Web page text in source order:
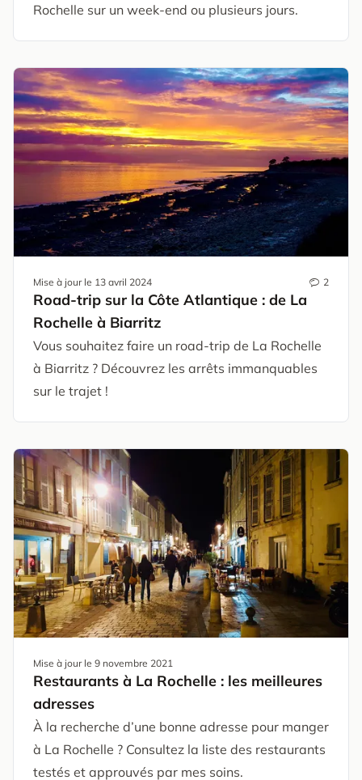
Rochelle sur un week-end ou plusieurs jours.
Mise à jour le 13 avril 2024 2
Road-trip sur la Côte Atlantique : de La
Rochelle à Biarritz
Vous souhaitez faire un road-trip de La Rochelle
à Biarritz ? Découvrez les arrêts immanquables
sur le trajet !
Mise à jour le 9 novembre 2021
Restaurants à La Rochelle : les meilleures
adresses
À la recherche d’une bonne adresse pour manger
à La Rochelle ? Consultez la liste des restaurants
testés et approuvés par mes soins.